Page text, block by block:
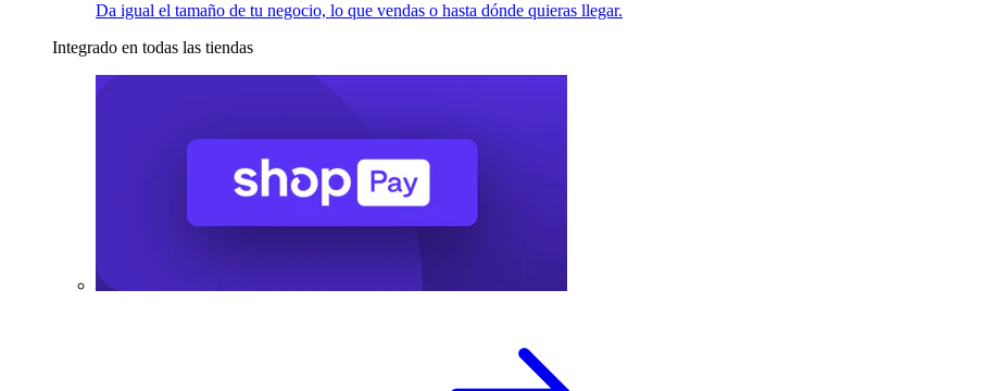
Da igual el tamaño de tu negocio, lo que vendas o hasta dónde quieras llegar.
Integrado en todas las tiendas